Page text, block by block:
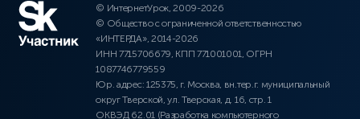
© ИнтернетУрок, 2009-2026
© Общество с ограниченной ответственностью
«ИНТЕРДА», 2014-2026
ИНН 7715706679, КПП 771001001, ОГРН
1087746779559
Юр. адрес: 125375, г. Москва, вн.тер.г. муниципальный
округ Тверской, ул. Тверская, д. 16, стр. 1
ОКВЭД 62.01 (Разработка компьютерного